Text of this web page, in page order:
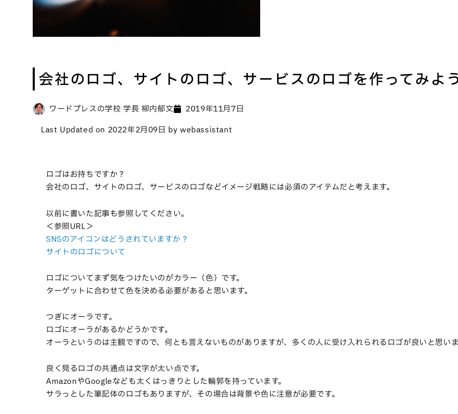
会社のロゴ、サイトのロゴ、サービスのロゴを作ってみよ
ワードプレスの学校 学長 柳内郁文
2019年11月7日
Last Updated on 2022年2月09日 by webassistant
ロゴはお持ちですか？
会社のロゴ、サイトのロゴ、サービスのロゴなどイメージ戦略には必須のアイテムだと考えます。
以前に書いた記事も参照してください。
＜参照URL＞
SNSのアイコンはどうされていますか？
サイトのロゴについて
ロゴについてまず気をつけたいのがカラー（色）です。
ターゲットに合わせて色を決める必要があると思います。
つぎにオーラです。
ロゴにオーラがあるかどうかです。
オーラというのは主観ですので、何とも言えないものがありますが、多くの人に受け入れられるロゴが良いと思い
良く見るロゴの共通点は文字が太い点です。
AmazonやGoogleなども太くはっきりとした輪郭を持っています。
サラっとした筆記体のロゴもありますが、その場合は背景や色に注意が必要です。